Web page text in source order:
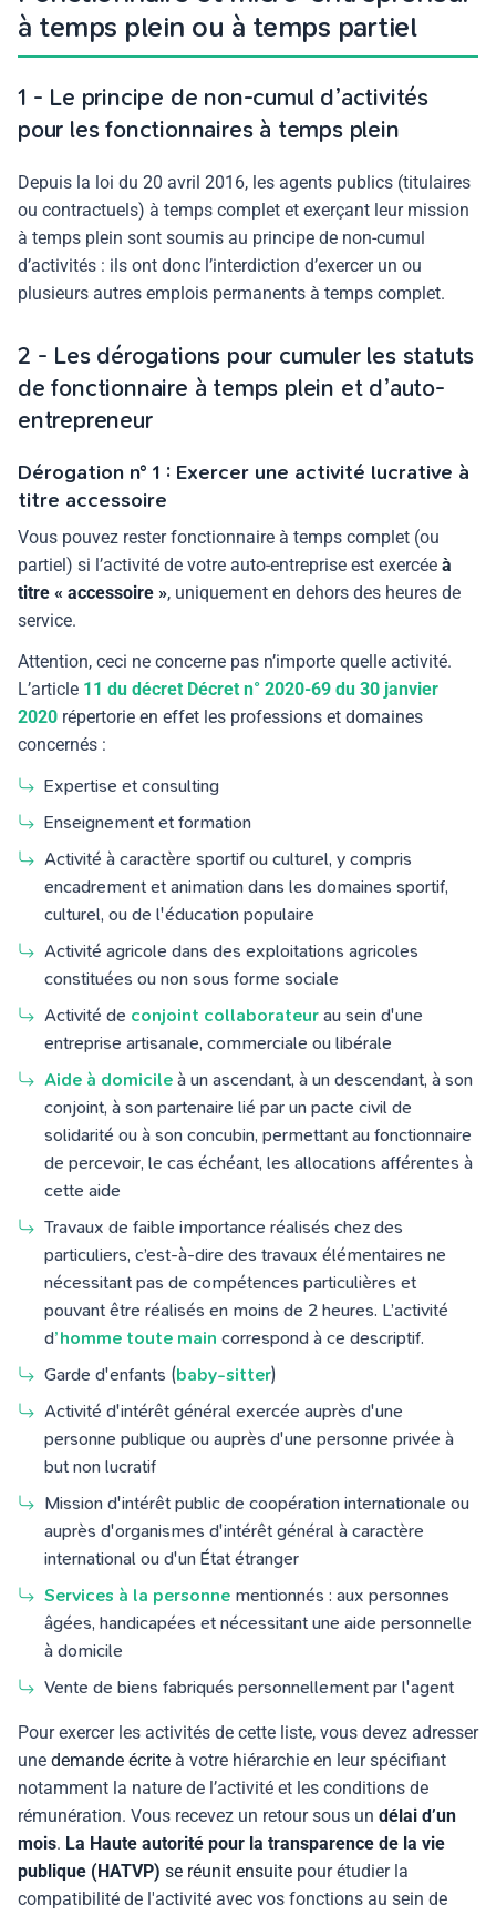
à temps plein ou à temps partiel
1 - Le principe de non-cumul d’activités
pour les fonctionnaires à temps plein
Depuis la loi du 20 avril 2016, les agents publics (titulaires
ou contractuels) à temps complet et exerçant leur mission
à temps plein sont soumis au principe de non-cumul
d’activités : ils ont donc l’interdiction d’exercer un ou
plusieurs autres emplois permanents à temps complet.
2 - Les dérogations pour cumuler les statuts
de fonctionnaire à temps plein et d’auto-
entrepreneur
Dérogation n° 1 : Exercer une activité lucrative à
titre accessoire
Vous pouvez rester fonctionnaire à temps complet (ou
partiel) si l’activité de votre auto-entreprise est exercée à
titre « accessoire », uniquement en dehors des heures de
service.
Attention, ceci ne concerne pas n’importe quelle activité.
L’article 11 du décret Décret n° 2020-69 du 30 janvier
2020 répertorie en effet les professions et domaines
concernés :
Expertise et consulting
Enseignement et formation
Activité à caractère sportif ou culturel, y compris
encadrement et animation dans les domaines sportif,
culturel, ou de l'éducation populaire
Activité agricole dans des exploitations agricoles
constituées ou non sous forme sociale
Activité de conjoint collaborateur au sein d'une
entreprise artisanale, commerciale ou libérale
Aide à domicile à un ascendant, à un descendant, à son
conjoint, à son partenaire lié par un pacte civil de
solidarité ou à son concubin, permettant au fonctionnaire
de percevoir, le cas échéant, les allocations afférentes à
cette aide
Travaux de faible importance réalisés chez des
particuliers, c’est-à-dire des travaux élémentaires ne
nécessitant pas de compétences particulières et
pouvant être réalisés en moins de 2 heures. L’activité
d’homme toute main correspond à ce descriptif.
Garde d'enfants (baby-sitter)
Activité d'intérêt général exercée auprès d'une
personne publique ou auprès d'une personne privée à
but non lucratif
Mission d'intérêt public de coopération internationale ou
auprès d'organismes d'intérêt général à caractère
international ou d'un État étranger
Services à la personne mentionnés : aux personnes
âgées, handicapées et nécessitant une aide personnelle
à domicile
Vente de biens fabriqués personnellement par l'agent
Pour exercer les activités de cette liste, vous devez adresser
une demande écrite à votre hiérarchie en leur spécifiant
notamment la nature de l’activité et les conditions de
rémunération. Vous recevez un retour sous un délai d’un
mois. La Haute autorité pour la transparence de la vie
publique (HATVP) se réunit ensuite pour étudier la
compatibilité de l'activité avec vos fonctions au sein de